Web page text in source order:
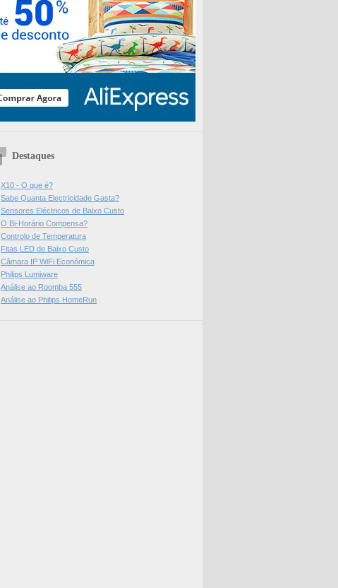
Destaques
X10 - O que é?
Sabe Quanta Electricidade Gasta?
Sensores Eléctricos de Baixo Custo
O Bi-Horário Compensa?
Controlo de Temperatura
Fitas LED de Baixo Custo
Câmara IP WiFi Económica
Philips Lumiware
Análise ao Roomba 555
Análise ao Philips HomeRun